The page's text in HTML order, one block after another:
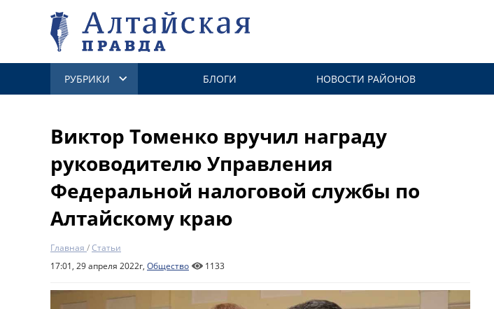
РУБРИКИ БЛОГИ НОВОСТИ РАЙОНОВ
Виктор Томенко вручил награду
руководителю Управления
Федеральной налоговой службы по
Алтайскому краю
Главная /Статьи
17:01, 29 апреля 2022г, Общество 1133